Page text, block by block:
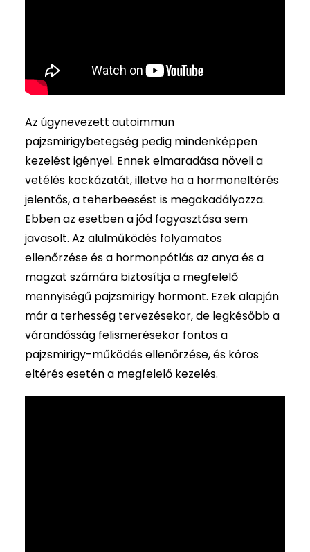
Az úgynevezett autoimmun
pajzsmirigybetegség pedig mindenképpen
kezelést igényel. Ennek elmaradása növeli a
vetélés kockázatát, illetve ha a hormoneltérés
jelentős, a teherbeesést is megakadályozza.
Ebben az esetben a jód fogyasztása sem
javasolt. Az alulműködés folyamatos
ellenőrzése és a hormonpótlás az anya és a
magzat számára biztosítja a megfelelő
mennyiségű pajzsmirigy hormont. Ezek alapján
már a terhesség tervezésekor, de legkésőbb a
várandósság felismerésekor fontos a
pajzsmirigy-működés ellenőrzése, és kóros
eltérés esetén a megfelelő kezelés.